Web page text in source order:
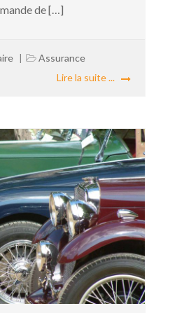
de […]
Assurance
Lire la suite ...